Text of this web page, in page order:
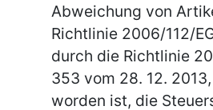
Abweichung von
Richtlinie 2006/112/
durch die Richtlinie
353 vom 28. 12.
worden ist, die